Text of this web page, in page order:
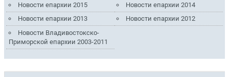
Новости епархии 2015
Новости епархии 2014
Новости епархии 2013
Новости епархии 2012
Новости Владивостокско-
Приморской епархии 2003-2011